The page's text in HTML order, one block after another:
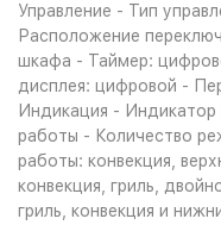
Управление - Тип
Расположение
шкафа - Таймер:
дисплея: цифровой -
Индикация -
работы - Количество
работы: конвекция,
конвекция, гриль,
гриль, конвекция и